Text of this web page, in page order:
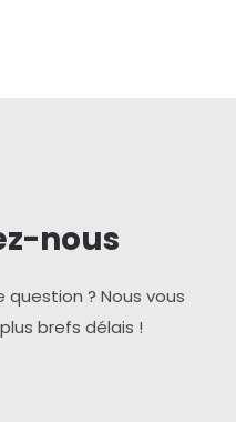
nous
question ? Nous vous
brefs délais !